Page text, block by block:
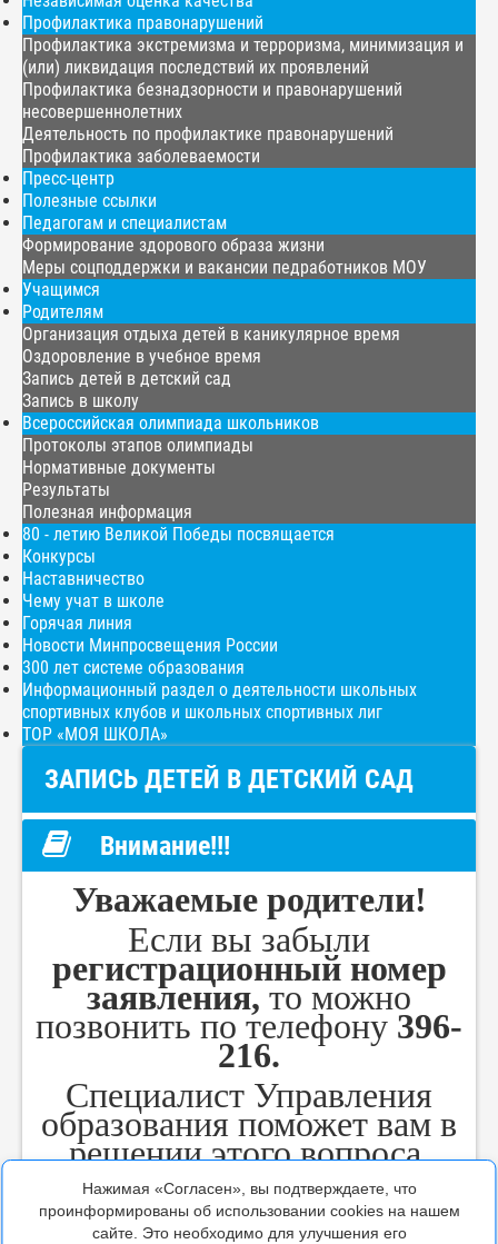
Профилактика правонарушений
Профилактика экстремизма и терроризма, минимизация и
(или) ликвидация последствий их проявлений
Профилактика безнадзорности и правонарушений
несовершеннолетних
Деятельность по профилактике правонарушений
Профилактика заболеваемости
Пресс-центр
Полезные ссылки
Педагогам и специалистам
Формирование здорового образа жизни
Меры соцподдержки и вакансии педработников МОУ
Учащимся
Родителям
Организация отдыха детей в каникулярное время
Оздоровление в учебное время
Запись детей в детский сад
Запись в школу
Всероссийская олимпиада школьников
Протоколы этапов олимпиады
Нормативные документы
Результаты
Полезная информация
80 - летию Великой Победы посвящается
Конкурсы
Наставничество
Чему учат в школе
Горячая линия
Новости Минпросвещения России
300 лет системе образования
Информационный раздел о деятельности школьных
спортивных клубов и школьных спортивных лиг
ТОР «МОЯ ШКОЛА»
ЗАПИСЬ ДЕТЕЙ В ДЕТСКИЙ САД
Внимание!!!
Уважаемые родители!
Если вы забыли
регистрационный номер
заявления, то можно
позвонить по телефону 396-
216.
Специалист Управления
образования поможет вам в
решении этого вопроса.
Нажимая «Согласен», вы подтверждаете, что
проинформированы об использовании cookies на нашем
сайте. Это необходимо для улучшения его